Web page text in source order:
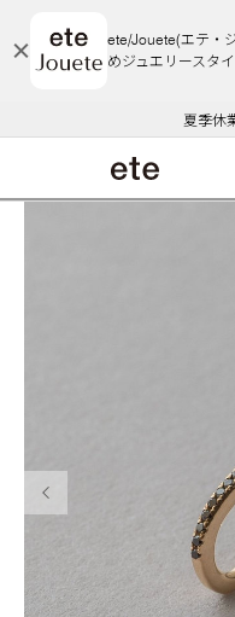
ete/Jouete(エテ・
めジュエリースタ
エコラッピング
ご注文いただい
夏季休
WEB
悪質な偽
エコラッピング
ご注文いただい